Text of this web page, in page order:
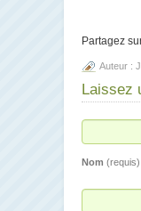
Partagez
Auteur :
Laissez
Nom (requis)